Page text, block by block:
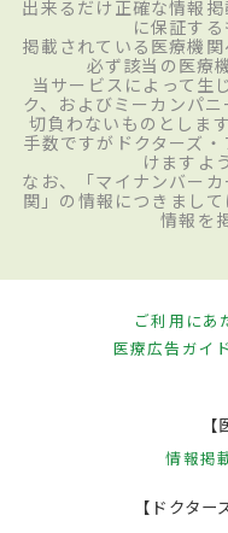
出来るだけ正確な情報
に保証する
掲載されている医療機
必ず該当の医療
当サービスによって生
ク、およびミーカンパ
切負わないものとしま
手数ですがドクターズ
けますよ
なお、「マイナンバー
関」の情報につきまし
情報を
ご利用にあ
医療広告ガイ
情報掲
【ドクタ